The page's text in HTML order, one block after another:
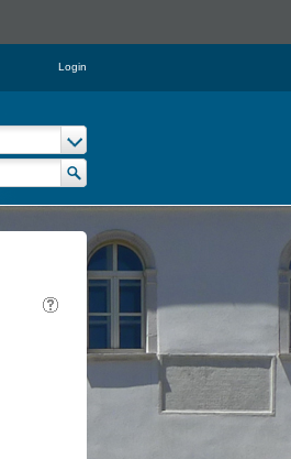
Login